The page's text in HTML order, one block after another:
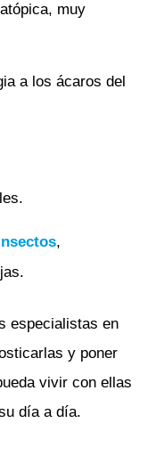
muy
a los ácaros del
,
especialistas en
y poner
vivir con ellas
día a día.